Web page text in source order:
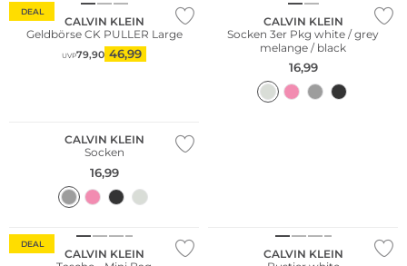
DEAL
CALVIN KLEIN
Geldbörse CK PULLER Large
UVP79,90 46,99
CALVIN KLEIN
Socken 3er Pkg white / grey
melange / black
16,99
CALVIN KLEIN
Socken
16,99
DEAL
Nachhaltig
CALVIN KLEIN
CALVIN KLEIN